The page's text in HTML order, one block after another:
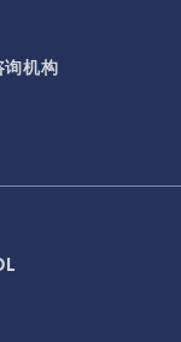
化
云计算
块
机构